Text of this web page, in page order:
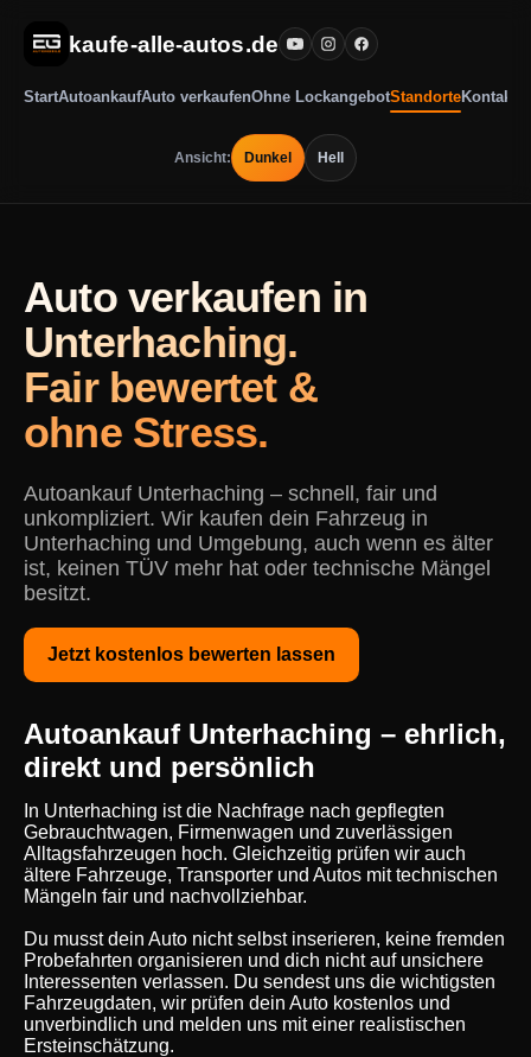
kaufe-alle-autos.de
StartAutoankaufAuto verkaufenOhne LockangebotStandorteKontakt
Ansicht: Dunkel Hell
Auto verkaufen in
Unterhaching.
Fair bewertet &
ohne Stress.
Autoankauf Unterhaching – schnell, fair und
unkompliziert. Wir kaufen dein Fahrzeug in
Unterhaching und Umgebung, auch wenn es älter
ist, keinen TÜV mehr hat oder technische Mängel
besitzt.
Jetzt kostenlos bewerten lassen
Autoankauf Unterhaching – ehrlich,
direkt und persönlich
In Unterhaching ist die Nachfrage nach gepflegten
Gebrauchtwagen, Firmenwagen und zuverlässigen
Alltagsfahrzeugen hoch. Gleichzeitig prüfen wir auch
ältere Fahrzeuge, Transporter und Autos mit technischen
Mängeln fair und nachvollziehbar.
Du musst dein Auto nicht selbst inserieren, keine fremden
Probefahrten organisieren und dich nicht auf unsichere
Interessenten verlassen. Du sendest uns die wichtigsten
Fahrzeugdaten, wir prüfen dein Auto kostenlos und
unverbindlich und melden uns mit einer realistischen
Ersteinschätzung.